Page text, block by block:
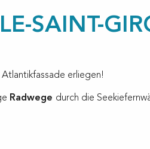
SAINT-
erliegen!
Radwege durch die